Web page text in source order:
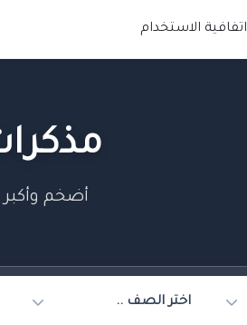
اتفافية الاستخدام
أضخم وأكبر